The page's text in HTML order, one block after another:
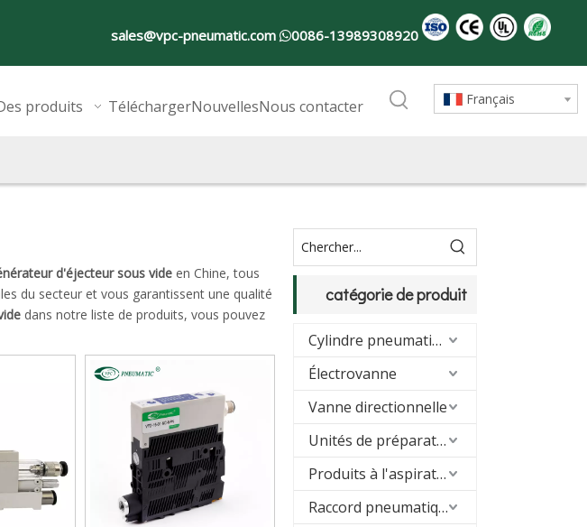
sales@vpc-pneumatic.com 0086-13989308920
produits TéléchargerNouvellesNous contacter Français
d'éjecteur sous vide en Chine, tous
du secteur et vous garantissent une qualité
dans notre liste de produits, vous pouvez
catégorie de produit
Cylindre pneumatique
Électrovanne
Vanne directionnelle
Unités de préparation d'air (FRL)
Produits à l'aspirateur
Raccord pneumatique